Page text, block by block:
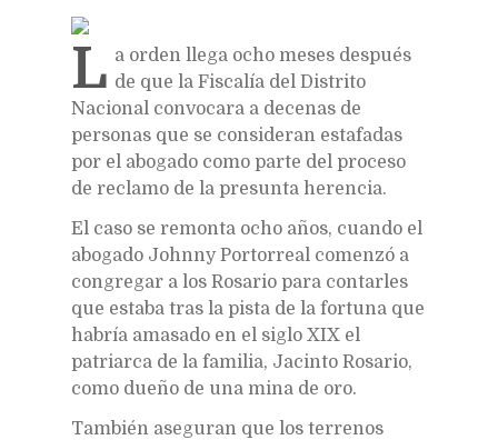
L a orden llega ocho meses después
de que la Fiscalía del Distrito
Nacional convocara a decenas de
personas que se consideran estafadas
por el abogado como parte del proceso
de reclamo de la presunta herencia.
El caso se remonta ocho años, cuando el
abogado Johnny Portorreal comenzó a
congregar a los Rosario para contarles
que estaba tras la pista de la fortuna que
habría amasado en el siglo XIX el
patriarca de la familia, Jacinto Rosario,
como dueño de una mina de oro.
También aseguran que los terrenos